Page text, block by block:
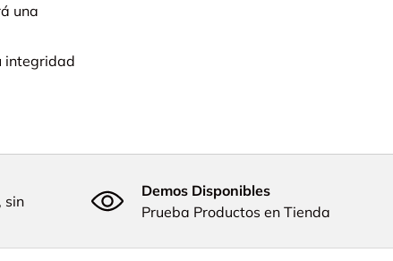
una
integridad
sin
Demos Disponibles
Prueba Productos en Tienda